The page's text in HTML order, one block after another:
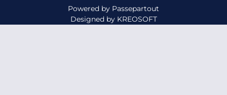
Powered by Passepartout
Designed by KREOSOFT